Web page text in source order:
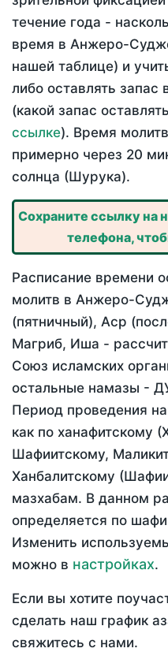
течение года -
время в Анжеро-
нашей таблице) и
либо оставлять
(какой запас
ссылке). Время
примерно через 20
солнца (Шурука).
Сохраните ссылку на
телефона,
Расписание времени
молитв в Анжеро-
(пятничный), Аср
Магриб, Иша -
Союз исламских
остальные намазы -
Период проведения
как по ханафитскому
Шафиитскому,
Ханбалитскому
мазхабам. В данном
определяется по
Изменить
можно в настройках.
Если вы хотите
сделать наш график
свяжитесь с нами.